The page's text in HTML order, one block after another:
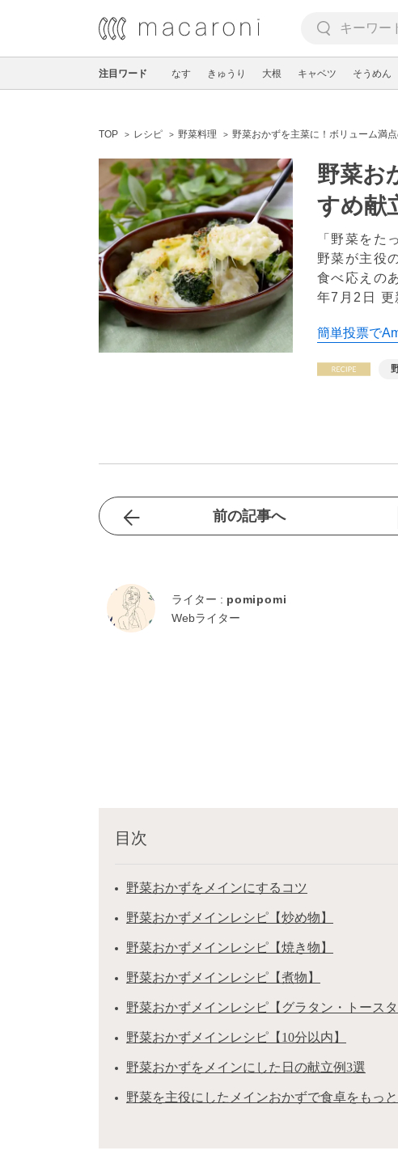
注目ワード なす きゅうり 大根 キャベツ そうめん
TOP レシピ 野菜料理 野菜おかずを主菜に！ボリューム満
野菜お
すめ献
「野菜をた
野菜が主役
食べ応えの
年7月2日 更
簡単投票で
前の記事へ
ライター : pomipomi
Webライター
目次
野菜おかずをメインにするコツ
野菜おかずメインレシピ【炒め物】
野菜おかずメインレシピ【焼き物】
野菜おかずメインレシピ【煮物】
野菜おかずメインレシピ【グラタン・トースタ
野菜おかずメインレシピ【10分以内】
野菜おかずをメインにした日の献立例3選
野菜を主役にしたメインおかずで食卓をもっ